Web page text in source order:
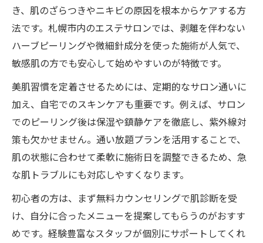
き、肌のざらつきやニキビの原因を根本からケアする方
法です。札幌市内のエステサロンでは、剥離を伴わない
ハーブピーリングや微細針成分を使った施術が人気で、
敏感肌の方でも安心して始めやすいのが特徴です。
美肌習慣を定着させるためには、定期的なサロン通いに
加え、自宅でのスキンケアも重要です。例えば、サロン
でのピーリング後は保湿や鎮静ケアを徹底し、紫外線対
策も欠かせません。通い放題プランを活用することで、
肌の状態に合わせて柔軟に施術日を調整できるため、急
な肌トラブルにも対応しやすくなります。
初心者の方は、まず無料カウンセリングで肌診断を受
け、自分に合ったメニューを提案してもらうのがおすす
めです。経験豊富なスタッフが個別にサポートしてくれ